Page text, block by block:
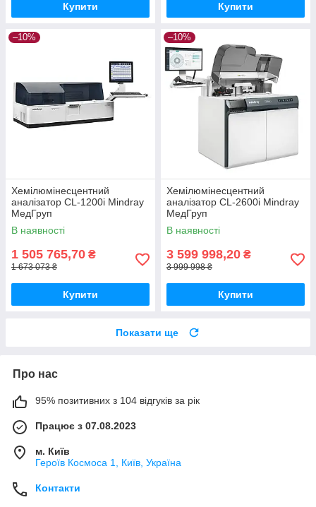
Купити Купити
–10%
Хемілюмінесцентний
аналізатор CL-1200i Mindray
МедГруп
В наявності
1 505 765,70 ₴
1 673 073 ₴
Купити
–10%
Хемілюмінесцентний
аналізатор CL-2600і Mindray
МедГруп
В наявності
3 599 998,20 ₴
3 999 998 ₴
Купити
Показати ще
Про нас
95% позитивних з 104 відгуків за рік
Працює з 07.08.2023
м. Київ
Героїв Космоса 1, Київ, Україна
Контакти